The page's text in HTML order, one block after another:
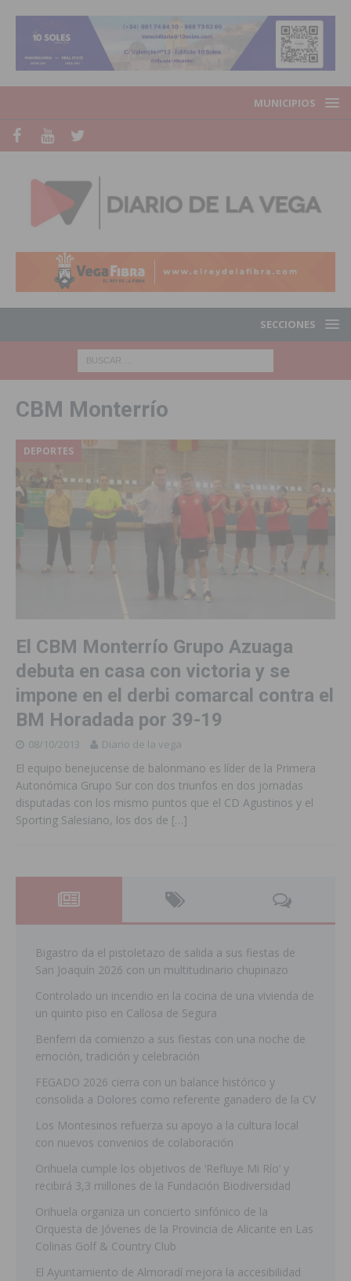
MUNICIPIOS
SECCIONES
CBM Monterrío
DEPORTES
El CBM Monterrío Grupo Azuaga
debuta en casa con victoria y se
impone en el derbi comarcal contra el
BM Horadada por 39-19
08/10/2013 Diario de la vega
El equipo benejucense de balonmano es líder de la Primera
Autonómica Grupo Sur con dos triunfos en dos jornadas
disputadas con los mismo puntos que el CD Agustinos y el
Sporting Salesiano, los dos de […]
Bigastro da el pistoletazo de salida a sus fiestas de
San Joaquín 2026 con un multitudinario chupinazo
Controlado un incendio en la cocina de una vivienda de
un quinto piso en Callosa de Segura
Benferri da comienzo a sus fiestas con una noche de
emoción, tradición y celebración
FEGADO 2026 cierra con un balance histórico y
consolida a Dolores como referente ganadero de la CV
Los Montesinos refuerza su apoyo a la cultura local
con nuevos convenios de colaboración
Orihuela cumple los objetivos de ‘Refluye Mi Río’ y
recibirá 3,3 millones de la Fundación Biodiversidad
Orihuela organiza un concierto sinfónico de la
Orquesta de Jóvenes de la Provincia de Alicante en Las
Colinas Golf & Country Club
El Ayuntamiento de Almoradí mejora la accesibilidad